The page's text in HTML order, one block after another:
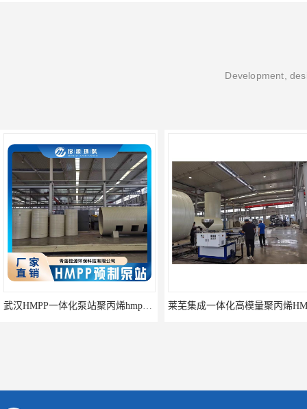
Development,
武汉HMPP一体化泵站聚丙烯hmpp泵站 预制提升泵站 自动控制 反清洗 自清淤